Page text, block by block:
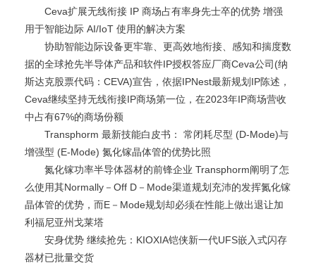
Ceva扩展无线衔接 IP 商场占有率身先士卒的优势 增强
用于智能边际 AI/IoT 使用的解决方案
协助智能边际设备更牢靠、更高效地衔接、感知和揣度数
据的全球抢先半导体产品和软件IP授权答应厂商Ceva公司(纳
斯达克股票代码：CEVA)宣告，依据IPNest最新规划IP陈述，
Ceva继续坚持无线衔接IP商场第一位，在2023年IP商场营收
中占有67%的商场份额
Transphorm 最新技能白皮书： 常闭耗尽型 (D-Mode)与
增强型 (E-Mode) 氮化镓晶体管的优势比照
氮化镓功率半导体器材的前锋企业 Transphorm阐明了怎
么使用其Normally－Off D－Mode渠道规划充沛的发挥氮化镓
晶体管的优势，而E－Mode规划却必须在性能上做出退让加
利福尼亚州戈莱塔
安身优势 继续抢先：KIOXIA铠侠新一代UFS嵌入式闪存
器材已批量交货